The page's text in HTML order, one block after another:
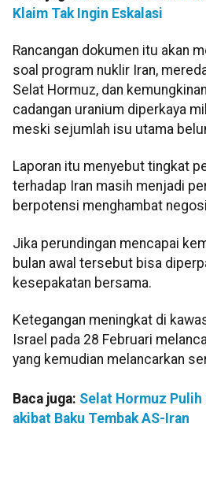
Klaim Tak Ingin Eskalasi
Rancangan dokumen itu akan
soal program nuklir Iran,
Selat Hormuz, dan
cadangan uranium diperkaya
meski sejumlah isu utama
Laporan itu menyebut tingkat
terhadap Iran masih menjadi
berpotensi menghambat
Jika perundingan mencapai
bulan awal tersebut bisa
kesepakatan bersama.
Ketegangan meningkat di
Israel pada 28 Februari
yang kemudian melancarkan
Baca juga: Selat Hormuz Pulih
akibat Baku Tembak AS-Iran